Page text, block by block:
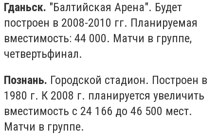
Гданьск. "Балтийская Арена". Будет
построен в 2008-2010 гг. Планируемая
вместимость: 44 000. Матчи в группе,
четвертьфинал.
Познань. Городской стадион. Построен в
1980 г. К 2008 г. планируется увеличить
вместимость с 24 166 до 46 500 мест.
Матчи в группе.